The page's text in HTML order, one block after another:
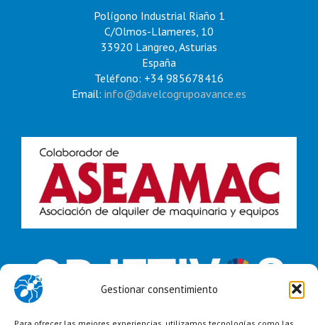
Gestionar consentimiento
Polígono Industrial Riaño 1
C/Olmos-Llameres, 10
33920 Langreo, Asturias
España
Teléfono: +34 985678416
Email: info@davelcogrupoavance.es